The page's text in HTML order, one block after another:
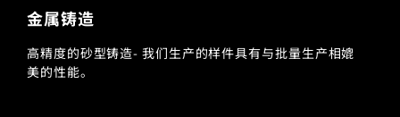
金属铸造
高精度的砂型铸造- 我们生产的样件具有与批量生产相媲
美的性能。